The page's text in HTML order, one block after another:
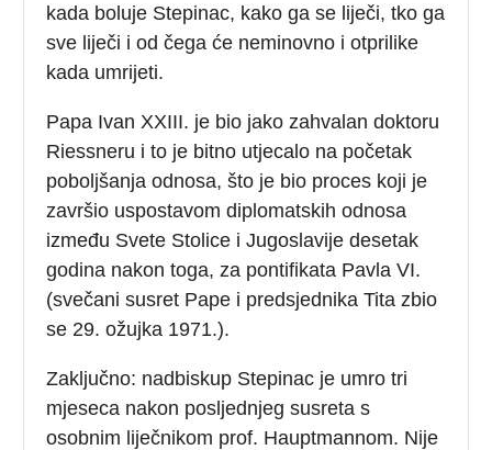
kada boluje Stepinac, kako ga se liječi, tko ga
sve liječi i od čega će neminovno i otprilike
kada umrijeti.
Papa Ivan XXIII. je bio jako zahvalan doktoru
Riessneru i to je bitno utjecalo na početak
poboljšanja odnosa, što je bio proces koji je
završio uspostavom diplomatskih odnosa
između Svete Stolice i Jugoslavije desetak
godina nakon toga, za pontifikata Pavla VI.
(svečani susret Pape i predsjednika Tita zbio
se 29. ožujka 1971.).
Zaključno: nadbiskup Stepinac je umro tri
mjeseca nakon posljednjeg susreta s
osobnim liječnikom prof. Hauptmannom. Nije